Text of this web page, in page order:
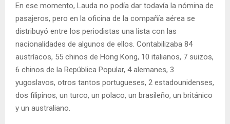
En ese momento, Lauda no podía dar todavía la nómina de
pasajeros, pero en la oficina de la compañía aérea se
distribuyó entre los periodistas una lista con las
nacionalidades de algunos de ellos. Contabilizaba 84
austríacos, 55 chinos de Hong Kong, 10 italianos, 7 suizos,
6 chinos de la República Popular, 4 alemanes, 3
yugoslavos, otros tantos portugueses, 2 estadounidenses,
dos filipinos, un turco, un polaco, un brasileño, un británico
y un australiano.